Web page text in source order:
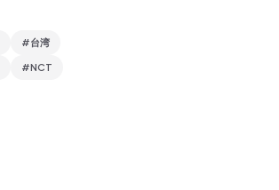
#台湾
#NCT